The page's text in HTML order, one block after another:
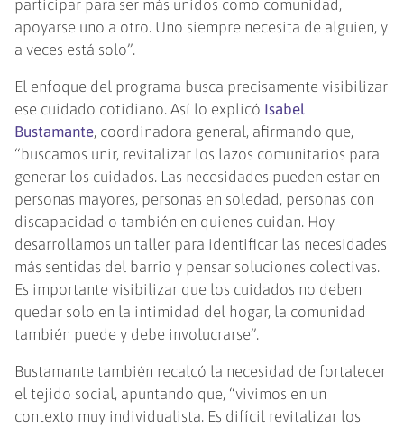
participar para ser más unidos como comunidad,
apoyarse uno a otro. Uno siempre necesita de alguien, y
a veces está solo”.
El enfoque del programa busca precisamente visibilizar
ese cuidado cotidiano. Así lo explicó Isabel
Bustamante, coordinadora general, afirmando que,
“buscamos unir, revitalizar los lazos comunitarios para
generar los cuidados. Las necesidades pueden estar en
personas mayores, personas en soledad, personas con
discapacidad o también en quienes cuidan. Hoy
desarrollamos un taller para identificar las necesidades
más sentidas del barrio y pensar soluciones colectivas.
Es importante visibilizar que los cuidados no deben
quedar solo en la intimidad del hogar, la comunidad
también puede y debe involucrarse”.
Bustamante también recalcó la necesidad de fortalecer
el tejido social, apuntando que, “vivimos en un
contexto muy individualista. Es difícil revitalizar los